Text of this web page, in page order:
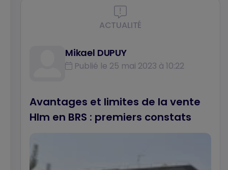
ACTUALITÉ
Mikael DUPUY
Publié le 25 mai 2023 à 10:22
Avantages et limites de la vente
Hlm en BRS : premiers constats